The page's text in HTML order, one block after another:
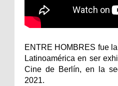
ENTRE HOMBRES fue
Latinoamérica en ser
Cine de Berlín, en la
2021.